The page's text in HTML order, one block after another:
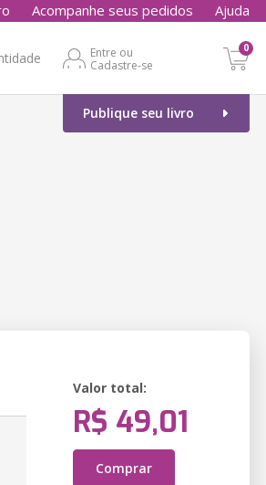
Acompanhe seus pedidos Ajuda
Entre ou
Cadastre-se
0
Publique seu livro
Valor total:
R$ 49,01
Comprar